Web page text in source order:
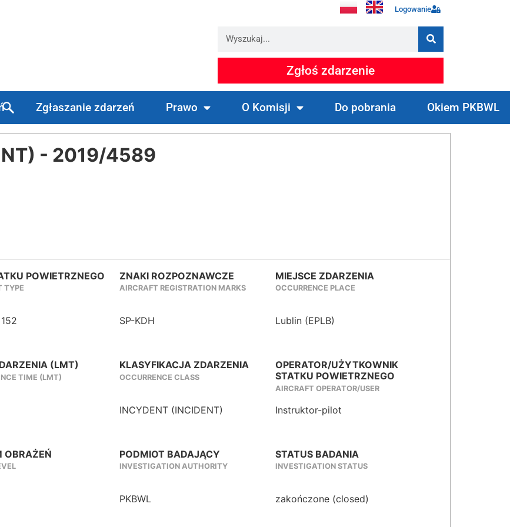
Logowanie
Zgłoś zdarzenie
Zgłaszanie zdarzeń Prawo O Komisji Do pobrania Okiem PKBWL
- 2019/4589
POWIETRZNEGO
TYPE
ZNAKI ROZPOZNAWCZE
AIRCRAFT REGISTRATION MARKS
SP-KDH
MIEJSCE ZDARZENIA
OCCURRENCE PLACE
Lublin (EPLB)
(LMT)
TIME (LMT)
KLASYFIKACJA ZDARZENIA
OCCURRENCE CLASS
INCYDENT (INCIDENT)
OPERATOR/UŻYTKOWNIK
STATKU POWIETRZNEGO
AIRCRAFT OPERATOR/USER
Instruktor-pilot
OBRAŻEŃ PODMIOT BADAJĄCY
INVESTIGATION AUTHORITY
PKBWL
STATUS BADANIA
INVESTIGATION STATUS
zakończone (closed)